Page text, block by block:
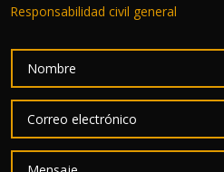
Responsabilidad civil general